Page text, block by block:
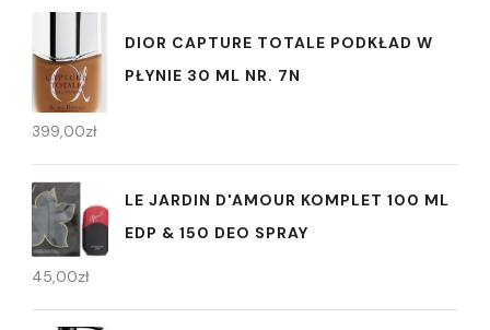
DIOR CAPTURE TOTALE PODKŁAD W
PŁYNIE 30 ML NR. 7N
399,00zł
LE JARDIN D'AMOUR KOMPLET 100 ML
EDP & 150 DEO SPRAY
45,00zł